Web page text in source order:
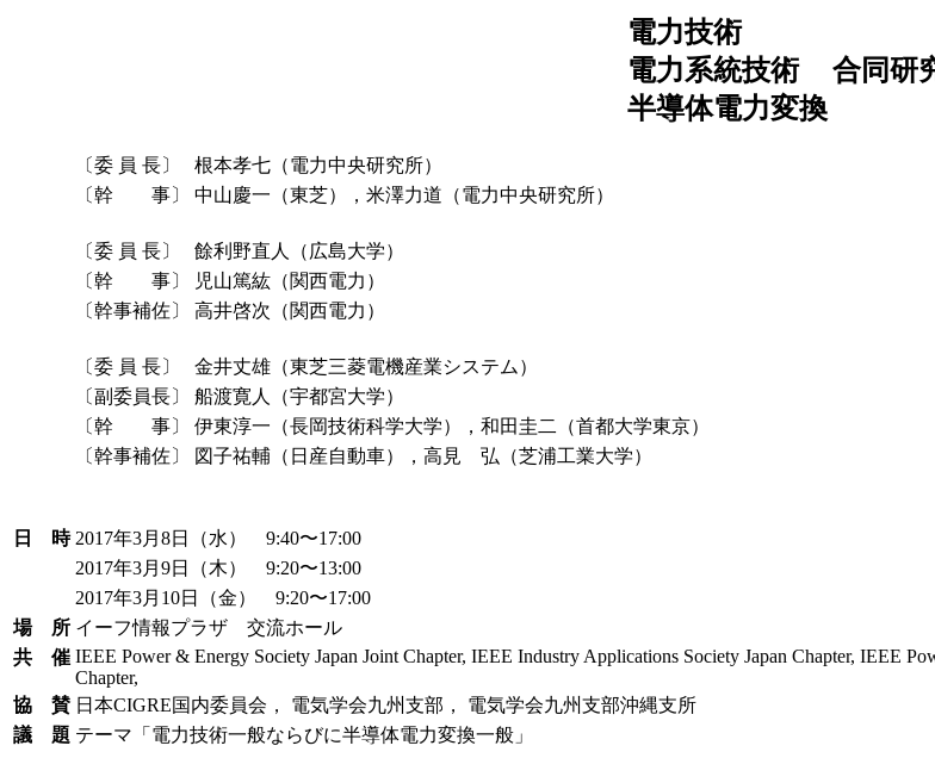
電力技術
電力系統技術
半導体電力変換
合同研
〔委 員 長〕
根本孝七（電力中央研究所）
〔幹 事〕
中山慶一（東芝），米澤力道（電力中央研究所）
〔委 員 長〕
餘利野直人（広島大学）
〔幹 事〕
児山篤紘（関西電力）
〔幹事補佐〕
高井啓次（関西電力）
〔委 員 長〕
金井丈雄（東芝三菱電機産業システム）
〔副委員長〕
船渡寛人（宇都宮大学）
〔幹 事〕
伊東淳一（長岡技術科学大学），和田圭二（首都大学東京）
〔幹事補佐〕
図子祐輔（日産自動車），高見 弘（芝浦工業大学）
日 時 2017年3月8日（水） 9:40〜17:00
2017年3月9日（木） 9:20〜13:00
2017年3月10日（金） 9:20〜17:00
場 所 イーフ情報プラザ 交流ホール
共 催 IEEE Power & Energy Society Japan Joint Chapter, IEEE Industry Applications Society Japan Chapter, IEEE
Chapter,
協 賛 日本CIGRE国内委員会， 電気学会九州支部， 電気学会九州支部沖縄支所
議 題 テーマ「電力技術一般ならびに半導体電力変換一般」